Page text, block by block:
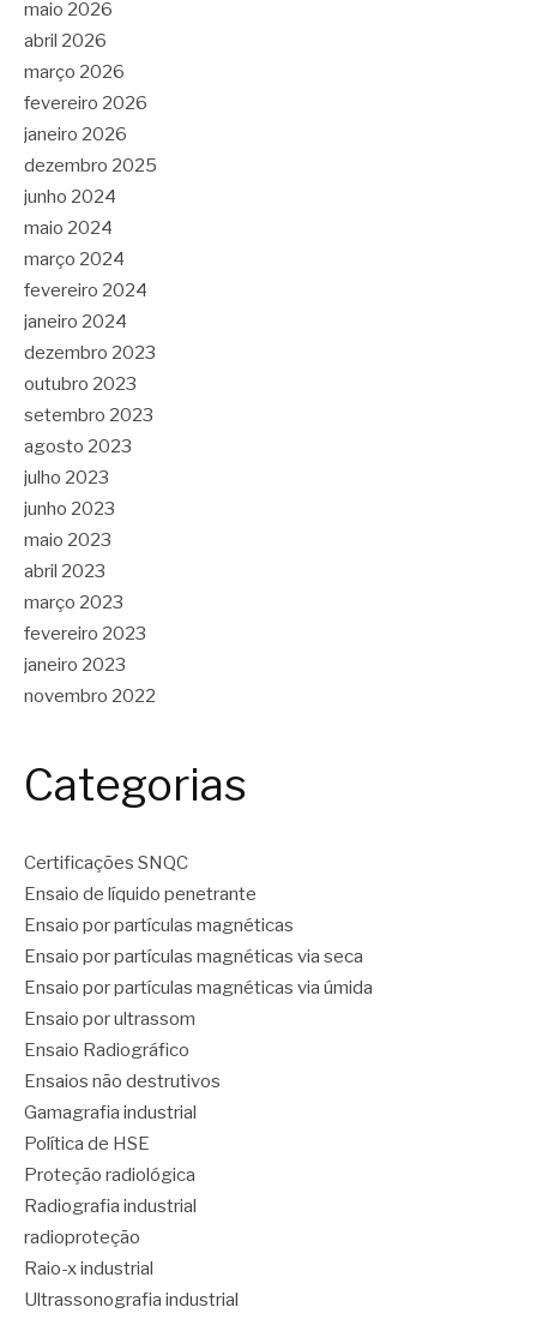
maio 2026
abril 2026
março 2026
fevereiro 2026
janeiro 2026
dezembro 2025
junho 2024
maio 2024
março 2024
fevereiro 2024
janeiro 2024
dezembro 2023
outubro 2023
setembro 2023
agosto 2023
julho 2023
junho 2023
maio 2023
abril 2023
março 2023
fevereiro 2023
janeiro 2023
novembro 2022
Categorias
Certificações SNQC
Ensaio de líquido penetrante
Ensaio por partículas magnéticas
Ensaio por partículas magnéticas via seca
Ensaio por partículas magnéticas via úmida
Ensaio por ultrassom
Ensaio Radiográfico
Ensaios não destrutivos
Gamagrafia industrial
Política de HSE
Proteção radiológica
Radiografia industrial
radioproteção
Raio-x industrial
Ultrassonografia industrial